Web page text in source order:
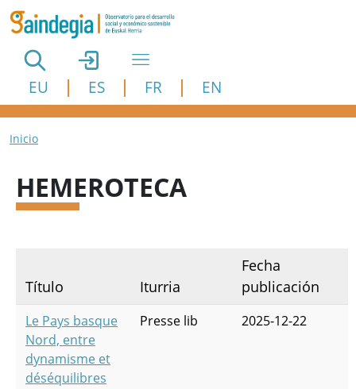
Pasar al contenido principal
EU ES FR EN
Ruta de navegación
Inicio
HEMEROTECA
Título Iturria
Fecha
publicación
Le Pays basque
Nord, entre
dynamisme et
déséquilibres
Presse lib 2025-12-22